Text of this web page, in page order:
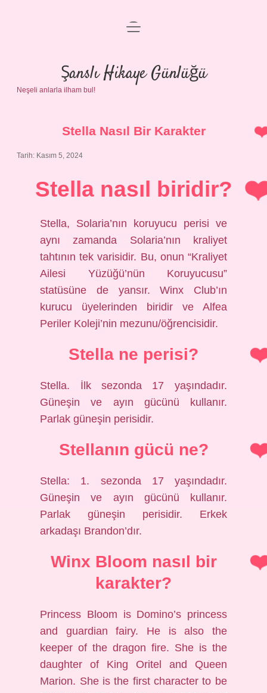
Anasayfa
Gizlilik Politikası
menüyü
Şanslı Hikaye Günlüğü
Neşeli anlarla ilham bul!
Stella Nasıl Bir Karakter
Tarih: Kasım 5, 2024
Stella nasıl biridir?
Stella, Solaria’nın koruyucu perisi ve
aynı zamanda Solaria’nın kraliyet
tahtının tek varisidir. Bu, onun “Kraliyet
Ailesi Yüzüğü’nün Koruyucusu”
statüsüne de yansır. Winx Club’ın
kurucu üyelerinden biridir ve Alfea
Periler Koleji’nin mezunu/öğrencisidir.
Stella ne perisi?
Stella. İlk sezonda 17 yaşındadır.
Güneşin ve ayın gücünü kullanır.
Parlak güneşin perisidir.
Stellanın gücü ne?
Stella: 1. sezonda 17 yaşındadır.
Güneşin ve ayın gücünü kullanır.
Parlak güneşin perisidir. Erkek
arkadaşı Brandon’dır.
Winx Bloom nasıl bir
karakter?
Princess Bloom is Domino’s princess
and guardian fairy. He is also the
keeper of the dragon fire. She is the
daughter of King Oritel and Queen
Marion. She is the first character to be